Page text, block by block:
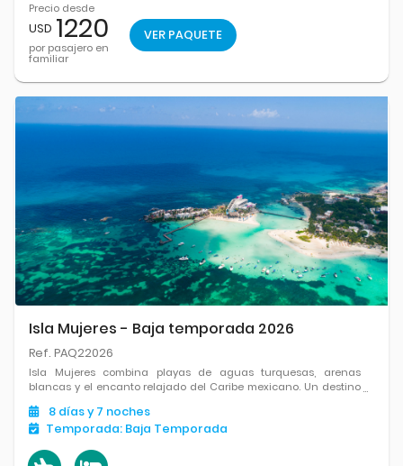
Precio desde
USD 1220
por pasajero en
familiar
VER PAQUETE
Isla Mujeres - Baja temporada 2026
Ref. PAQ22026
Isla Mujeres combina playas de aguas turquesas, arenas
blancas y el encanto relajado del Caribe mexicano. Un destino
ideal para desconectar, disfrutar el mar y dejarse llevar por su
ritmo tranquilo.
8 díasy 7 noches
Temporada: Baja Temporada